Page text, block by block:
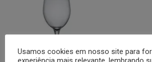
Usamos cookies em nosso site para